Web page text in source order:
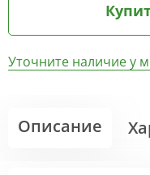
Уточните наличие у
Описание